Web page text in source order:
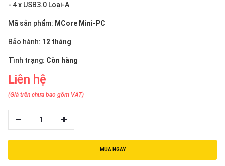
- 4 x USB3.0 Loại-A
Mã sản phẩm: MCore Mini-PC
Bảo hành: 12 tháng
Tình trạng: Còn hàng
Liên hệ
(Giá trên chưa bao gồm VAT)
1
MUA NGAY
việt
English